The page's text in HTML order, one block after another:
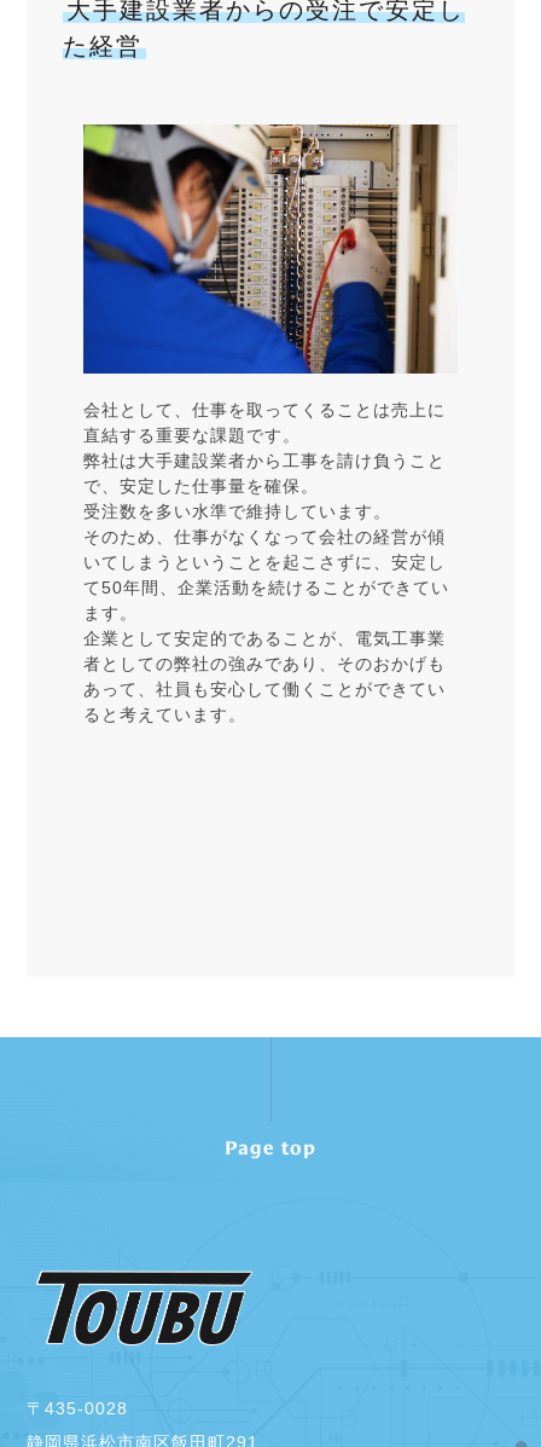
大手建設業者からの受注で安定し
た経営
会社として、仕事を取ってくることは売上に
直結する重要な課題です。
弊社は大手建設業者から工事を請け負うこと
で、安定した仕事量を確保。
受注数を多い水準で維持しています。
そのため、仕事がなくなって会社の経営が傾
いてしまうということを起こさずに、安定し
て50年間、企業活動を続けることができてい
ます。
企業として安定的であることが、電気工事業
者としての弊社の強みであり、そのおかげも
あって、社員も安心して働くことができてい
ると考えています。
Page top
〒435-0028
静岡県浜松市南区飯田町291